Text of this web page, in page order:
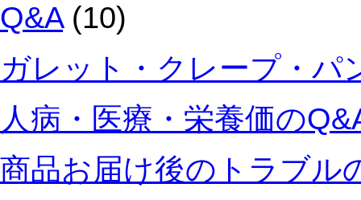
Q&A(10)
ガレット・クレープ・パ
人病・医療・栄養価の
商品お届け後のトラブル